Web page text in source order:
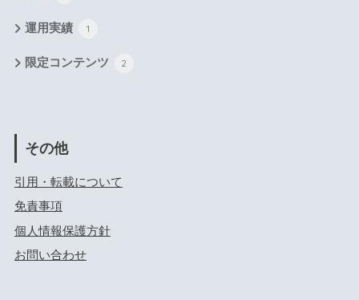
運用実績 1
限定コンテンツ 2
その他
引用・転載について
免責事項
個人情報保護方針
お問い合わせ